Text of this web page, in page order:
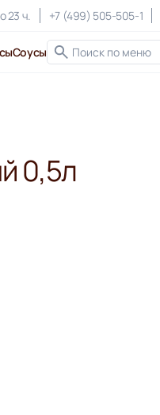
23 ч. +7 (499) 505-505-1
Соусы
0,5л